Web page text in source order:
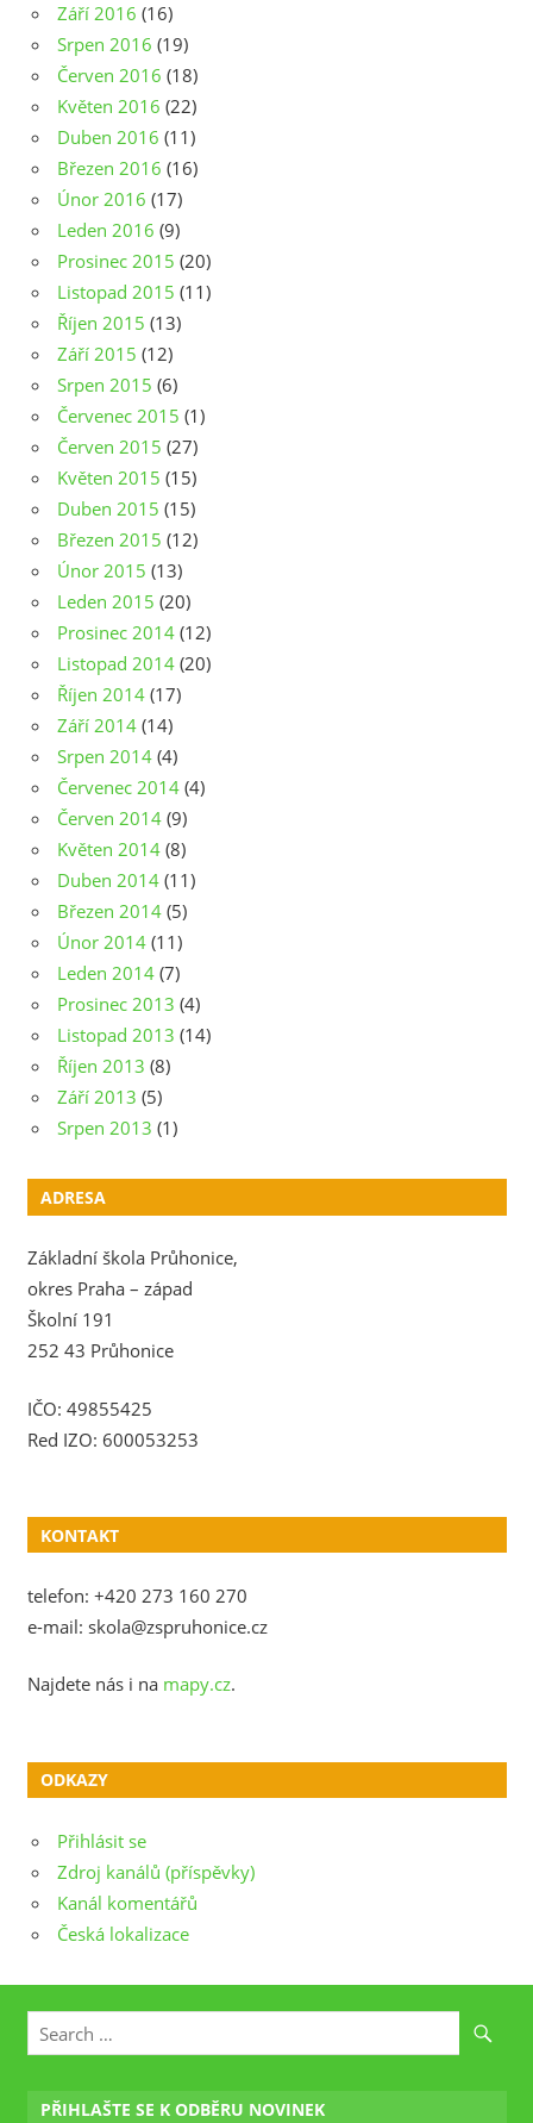
Září 2016 (16)
Srpen 2016 (19)
Červen 2016 (18)
Květen 2016 (22)
Duben 2016 (11)
Březen 2016 (16)
Únor 2016 (17)
Leden 2016 (9)
Prosinec 2015 (20)
Listopad 2015 (11)
Říjen 2015 (13)
Září 2015 (12)
Srpen 2015 (6)
Červenec 2015 (1)
Červen 2015 (27)
Květen 2015 (15)
Duben 2015 (15)
Březen 2015 (12)
Únor 2015 (13)
Leden 2015 (20)
Prosinec 2014 (12)
Listopad 2014 (20)
Říjen 2014 (17)
Září 2014 (14)
Srpen 2014 (4)
Červenec 2014 (4)
Červen 2014 (9)
Květen 2014 (8)
Duben 2014 (11)
Březen 2014 (5)
Únor 2014 (11)
Leden 2014 (7)
Prosinec 2013 (4)
Listopad 2013 (14)
Říjen 2013 (8)
Září 2013 (5)
Srpen 2013 (1)
ADRESA
Základní škola Průhonice,
okres Praha – západ
Školní 191
252 43 Průhonice
IČO: 49855425
Red IZO: 600053253
KONTAKT
telefon: +420 273 160 270
e-mail: skola@zspruhonice.cz
Najdete nás i na mapy.cz.
ODKAZY
Přihlásit se
Zdroj kanálů (příspěvky)
Kanál komentářů
Česká lokalizace
PŘIHLAŠTE SE K ODBĚRU NOVINEK